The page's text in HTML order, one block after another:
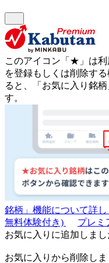
このアイコン 「★」 は
を登録もしくは削除する
ると、「お気に入り銘
す。
銘柄」機能について詳し
無料体験付き)
プレミ
お気に入りに追加しまし
お気に入りから削除しま